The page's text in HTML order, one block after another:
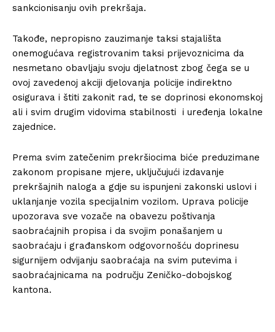
sankcionisanju ovih prekršaja.
Takođe, nepropisno zauzimanje taksi stajališta
onemogućava registrovanim taksi prijevoznicima da
nesmetano obavljaju svoju djelatnost zbog čega se u
ovoj zavedenoj akciji djelovanja policije indirektno
osigurava i štiti zakonit rad, te se doprinosi ekonomskoj
ali i svim drugim vidovima stabilnosti i uređenja lokalne
zajednice.
Prema svim zatečenim prekršiocima biće preduzimane
zakonom propisane mjere, uključujući izdavanje
prekršajnih naloga a gdje su ispunjeni zakonski uslovi i
uklanjanje vozila specijalnim vozilom. Uprava policije
upozorava sve vozače na obavezu poštivanja
saobraćajnih propisa i da svojim ponašanjem u
saobraćaju i građanskom odgovornošću doprinesu
sigurnijem odvijanju saobraćaja na svim putevima i
saobraćajnicama na području Zeničko-dobojskog
kantona.